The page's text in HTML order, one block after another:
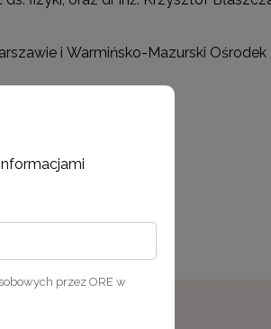
i Warmińsko-Mazurski
przez ORE w